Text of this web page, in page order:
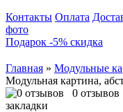
Контакты Оплата
фото
Подарок -5% скидка
Главная » Модульные
Модульная картина,
0 отзывов
закладки